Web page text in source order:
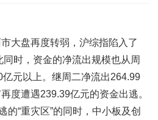
大盘再度转弱，沪综指陷入了
时，资金的净流出规模也从周
元以上。继周二净流出264.99
度遭遇239.39亿元的资金出逃。
的“重灾区”的同时，中小板及创